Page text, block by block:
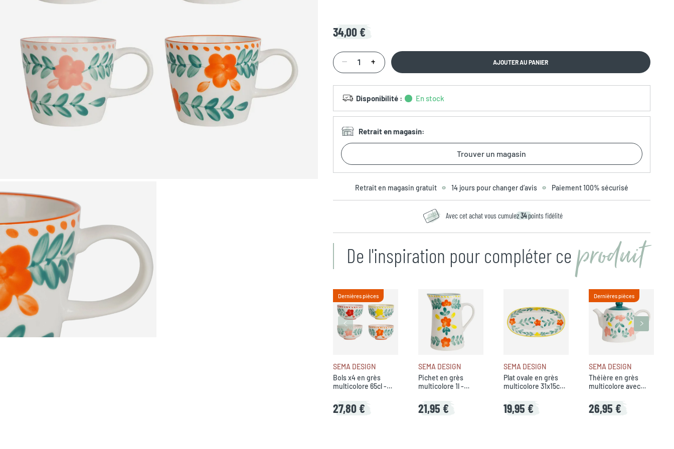
Zoomer sur l'image
34,00 €
AJOUTER AU PANIER
Disponibilité : En stock
Retrait en magasin:
Trouver un magasin
Retrait en magasin gratuit 14 jours pour changer d’avis Paiement 100% sécurisé
Avec cet achat vous cumulez34 points fidélité
De l'inspiration pour compléter ce produit
Dernières pièces
SEMA DESIGN
Bols x4 en grès
multicolore 65cl -
27,80 €
SEMA DESIGN
Pichet en grès
multicolore 1l -
21,95 €
SEMA DESIGN
Plat ovale en grès
multicolore 31x15cm
19,95 €
Dernières pièces
SEMA DESIGN
Théière en grès
multicolore avec
26,95 €